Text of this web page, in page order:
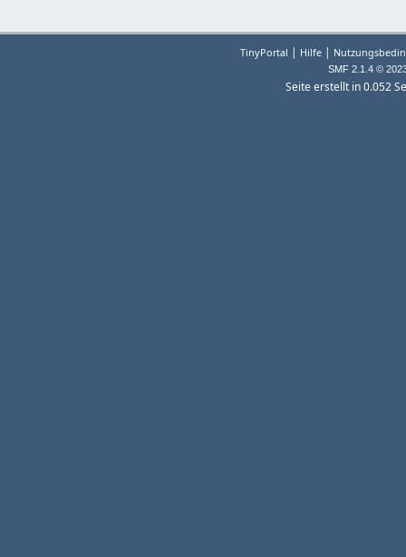
TinyPortal | Hilfe |
SMF 2.1.4 ©
Seite erstellt in 0.052